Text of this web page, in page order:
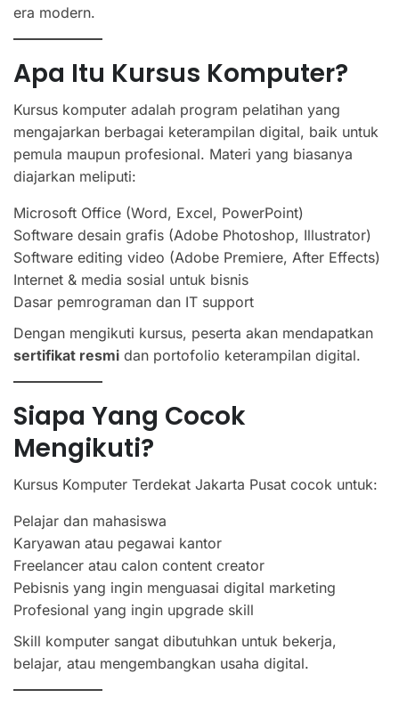
era modern.
Apa Itu Kursus Komputer?
Kursus komputer adalah program pelatihan yang
mengajarkan berbagai keterampilan digital, baik untuk
pemula maupun profesional. Materi yang biasanya
diajarkan meliputi:
Microsoft Office (Word, Excel, PowerPoint)
Software desain grafis (Adobe Photoshop, Illustrator)
Software editing video (Adobe Premiere, After Effects)
Internet & media sosial untuk bisnis
Dasar pemrograman dan IT support
Dengan mengikuti kursus, peserta akan mendapatkan
sertifikat resmi dan portofolio keterampilan digital.
Siapa Yang Cocok
Mengikuti?
Kursus Komputer Terdekat Jakarta Pusat cocok untuk:
Pelajar dan mahasiswa
Karyawan atau pegawai kantor
Freelancer atau calon content creator
Pebisnis yang ingin menguasai digital marketing
Profesional yang ingin upgrade skill
Skill komputer sangat dibutuhkan untuk bekerja,
belajar, atau mengembangkan usaha digital.